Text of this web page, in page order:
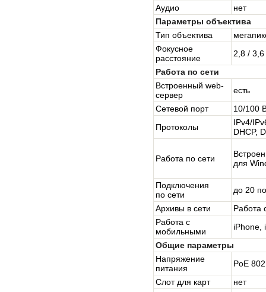
Аудио
нет
Параметры объектива
Тип объектива
Фокусное
расстояние
2,8 /
Работа по сети
Встроенный web-
сервер
есть
Сетевой порт
10/100
Протоколы
IPv4/
DHCP,
Работа по сети
для
Подключения
по сети
до 20
Архивы в сети
Работа
Работа с
мобильными
iPhone,
Общие параметры
Напряжение
питания
PoE
Слот для карт
нет